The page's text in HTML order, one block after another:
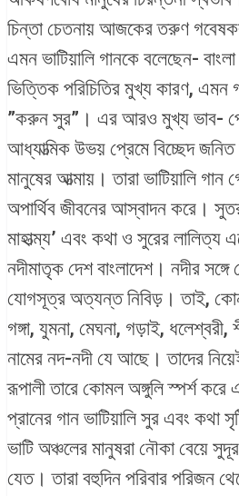
চিন্তা চেতনায় আজকের তরুণ
এমন ভাটিয়ালি গানকে বলেছেন-
ভিত্তিক পরিচিতির মুখ্য কারণ, এমন
”করুন সুর”। এর আরও মুখ্য ভাব-
আধ্যাত্মিক উভয় প্রেমে বিচ্ছেদ
মানুষের আত্মায়। তারা ভাটিয়ালি গান
অপার্থিব জীবনের আস্বাদন করে।
মাহাত্ম্য’ এবং কথা ও সুরের লালিত্য
নদীমাতৃক দেশ বাংলাদেশ। নদীর
যোগসূত্র অত্যন্ত নিবিড়। তাই,
গঙ্গা, যুমনা, মেঘনা, গড়াই,
নামের নদ-নদী যে আছে। তাদের
রূপালী তারে কোমল অঙ্গুলি স্পর্শ করে
প্রানের গান ভাটিয়ালি সুর এবং কথা
ভাটি অঞ্চলের মানুষরা নৌকা বেয়ে
যেত। তারা বহুদিন পরিবার পরিজন